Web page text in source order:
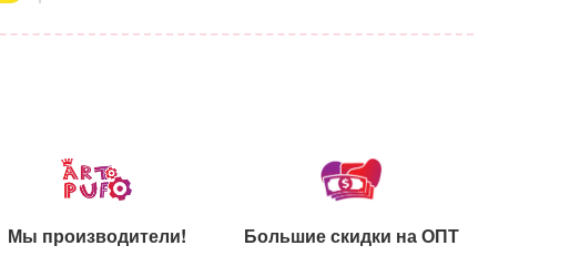
Мы производители! Большие скидки на ОПТ